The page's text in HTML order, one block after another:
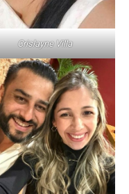
Crislayne Villa